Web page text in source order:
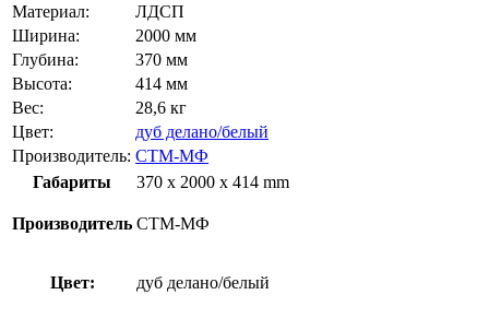
Материал:
ЛДСП
Ширина:
2000 мм
Глубина:
370 мм
Высота:
414 мм
Вес:
28,6 кг
Цвет:
дуб делано/белый
Производитель: СТМ-МФ
Габариты
370 x 2000 x 414 mm
Производитель СТМ-МФ
Цвет: дуб делано/белый